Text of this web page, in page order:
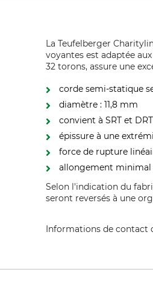
La Teufelberger
voyantes est adaptée
32 torons, assure une
corde semi-statique
diamètre : 11,8 mm
convient à SRT et DRT
épissure à une
force de rupture
allongement minimal
Selon l'indication du
seront reversés à une
Informations de contact